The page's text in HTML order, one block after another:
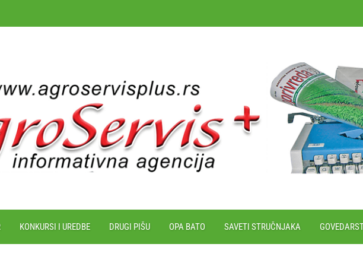
KONKURSI I UREDBE DRUGI PIŠU OPA BATO SAVETI STRUČNJAKA